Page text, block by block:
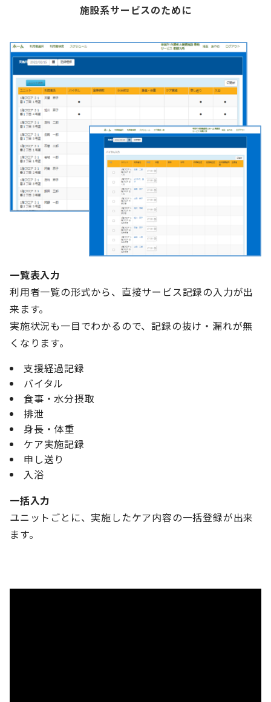
施設系サービスのために
一覧表入力
利用者一覧の形式から、直接サービス記録の入力が出
来ます。
実施状況も一目でわかるので、記録の抜け・漏れが無
くなります。
支援経過記録
バイタル
食事・水分摂取
排泄
身長・体重
ケア実施記録
申し送り
入浴
一括入力
ユニットごとに、実施したケア内容の一括登録が出来
ます。